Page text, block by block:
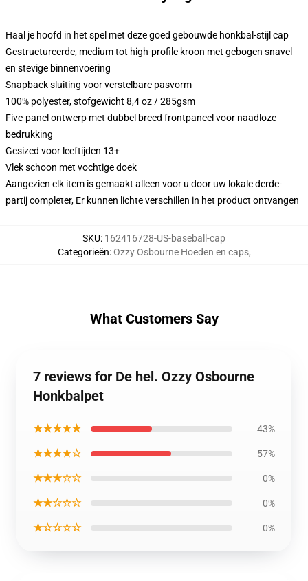
Haal je hoofd in het spel met deze goed gebouwde honkbal-stijl cap
Gestructureerde, medium tot high-profile kroon met gebogen snavel
en stevige binnenvoering
Snapback sluiting voor verstelbare pasvorm
100% polyester, stofgewicht 8,4 oz / 285gsm
Five-panel ontwerp met dubbel breed frontpaneel voor naadloze
bedrukking
Gesized voor leeftijden 13+
Vlek schoon met vochtige doek
Aangezien elk item is gemaakt alleen voor u door uw lokale derde-
partij completer, Er kunnen lichte verschillen in het product ontvangen
SKU: 162416728-US-baseball-cap
Categorieën:Ozzy Osbourne Hoeden en caps,
What Customers Say
7 reviews for De hel. Ozzy Osbourne
Honkbalpet
★★★★★ 43%
★★★★☆ 57%
★★★☆☆ 0%
★★☆☆☆ 0%
★☆☆☆☆ 0%